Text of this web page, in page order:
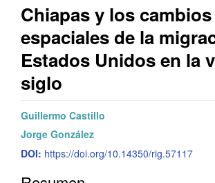
Chiapas y los cambios
espaciales de la
Estados Unidos en la
siglo
Barra
lateral
del
C
o
n
Guillermo Castillo
Jorge González
DOI: https://doi.org/10.14350/rig.57117